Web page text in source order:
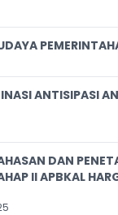
ANTISIPASI
DAN
II APBKAL